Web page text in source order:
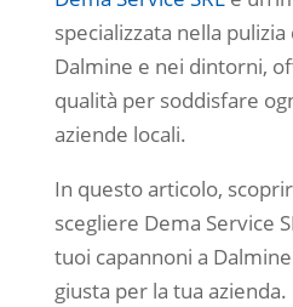
specializzata nella pulizia
Dalmine e nei dintorni,
qualità per soddisfare
aziende locali.
In questo articolo,
scegliere Dema Service
tuoi capannoni a
giusta per la tua azienda.